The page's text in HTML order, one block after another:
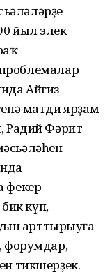
йыл элек
проблемалар
Айгиз
матди ярҙам
Радий Фәрит
фекер
бик күп,
арттырыуға
форумдар,
тикшерҙек.